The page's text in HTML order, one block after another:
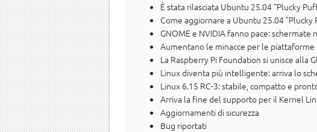
È stata rilasciata Ubuntu 25.04 “Plucky
Come aggiornare a Ubuntu 25.04 "Plucky
GNOME e NVIDIA fanno pace:
Aumentano le minacce per le piattaforme
La Raspberry Pi Foundation si unisce alla
Linux diventa più intelligente: arriva lo
Linux 6.15 RC-3: stabile, compatto e
Arriva la fine del supporto per il Kernel
Aggiornamenti di sicurezza
Bug riportati